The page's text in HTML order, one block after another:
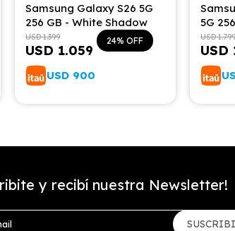
Samsung Galaxy S26 5G
256 GB - White Shadow
USD 1.059
USD 1.399 24
USD 900
5G
USD
USD 1.799
y recibí nuestra Newsletter!